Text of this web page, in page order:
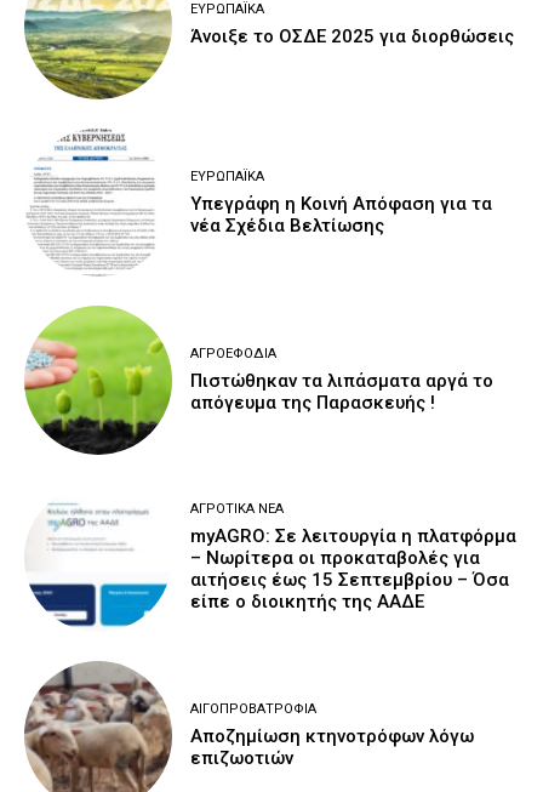
ΕΥΡΩΠΑΪΚΆ
Άνοιξε το ΟΣΔΕ 2025 για διορθώσεις
ΕΥΡΩΠΑΪΚΆ
Υπεγράφη η Κοινή Απόφαση για τα
νέα Σχέδια Βελτίωσης
ΑΓΡΟΕΦΌΔΙΑ
Πιστώθηκαν τα λιπάσματα αργά το
απόγευμα της Παρασκευής !
ΑΓΡΟΤΙΚΆ ΝΈΑ
myAGRO: Σε λειτουργία η πλατφόρμα
– Νωρίτερα οι προκαταβολές για
αιτήσεις έως 15 Σεπτεμβρίου – Όσα
είπε ο διοικητής της ΑΑΔΕ
ΑΙΓΟΠΡΟΒΑΤΡΟΦΊΑ
Αποζημίωση κτηνοτρόφων λόγω
επιζωοτιών